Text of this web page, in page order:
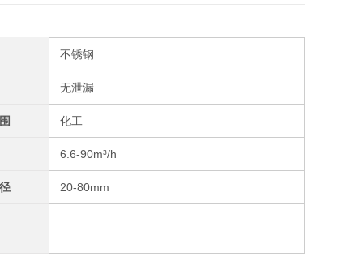
不锈钢
无泄漏
化工
6.6-90m³/h
20-80mm